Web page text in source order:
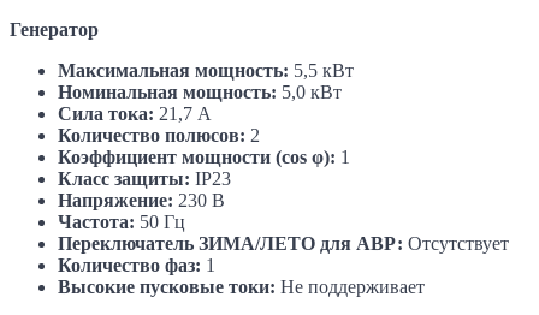
Генератор
Максимальная мощность: 5,5 кВт
Номинальная мощность: 5,0 кВт
Сила тока: 21,7 А
Количество полюсов: 2
Коэффициент мощности (cos φ): 1
Класс защиты: IP23
Напряжение: 230 В
Частота: 50 Гц
Переключатель ЗИМА/ЛЕТО для АВР: Отсутствует
Количество фаз: 1
Высокие пусковые токи: Не поддерживает